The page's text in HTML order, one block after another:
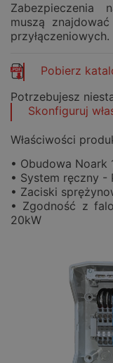
Zabezpieczenia
muszą
przyłączeniowych.
Pobierz
Potrzebujesz
Skonfiguruj
Właściwości
• Obudowa Noark
• System ręczny -
• Zaciski
• Zgodność z
20kW